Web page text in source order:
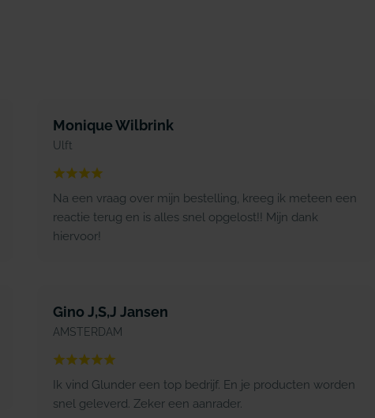
Monique Wilbrink
Ulft
Na een vraag over mijn bestelling, kreeg ik meteen een
reactie terug en is alles snel opgelost!! Mijn dank
hiervoor!
Gino J,S,J Jansen
AMSTERDAM
Ik vind Glunder een top bedrijf. En je producten worden
snel geleverd. Zeker een aanrader.